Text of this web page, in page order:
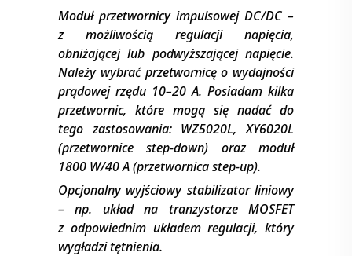
Moduł przetwornicy impulsowej DC/DC –
z możliwością regulacji napięcia,
obniżającej lub podwyższającej napięcie.
Należy wybrać przetwornicę o wydajności
prądowej rzędu 10–20 A. Posiadam kilka
przetwornic, które mogą się nadać do
tego zastosowania: WZ5020L, XY6020L
(przetwornice step-down) oraz moduł
1800 W/40 A (przetwornica step-up).
Opcjonalny wyjściowy stabilizator liniowy
– np. układ na tranzystorze MOSFET
z odpowiednim układem regulacji, który
wygładzi tętnienia.